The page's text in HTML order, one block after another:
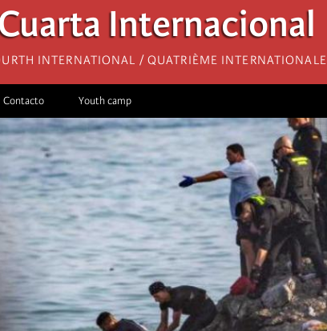
Internacional
International / Quatrième internationale
Contacto Youth camp